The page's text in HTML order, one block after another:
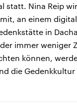
statt. Nina Reip
an einem
in
immer weniger
können,
die Gedenkkultur